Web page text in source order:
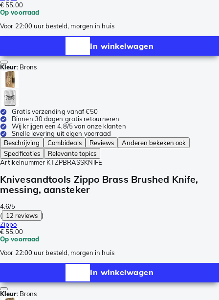
€ 55,00
Op voorraad
Voor 22:00 uur besteld, morgen in huis
In winkelwagen
Kleur: Brons
Gratis verzending vanaf €50
Binnen 30 dagen gratis retourneren
Wij krijgen een 4,8/5 van onze klanten
Snelle levering uit eigen voorraad
Beschrijving
Combideals Reviews
Anderen bekeken ook
Specificaties
Relevante topics
Artikelnummer KTZPBRASSKNIFE
Knivesandtools Zippo Brass Brushed Knife,
messing, aansteker
4.6/5
( 12 reviews )
Zippo
€ 55,00
Op voorraad
Voor 22:00 uur besteld, morgen in huis
In winkelwagen
Kleur: Brons